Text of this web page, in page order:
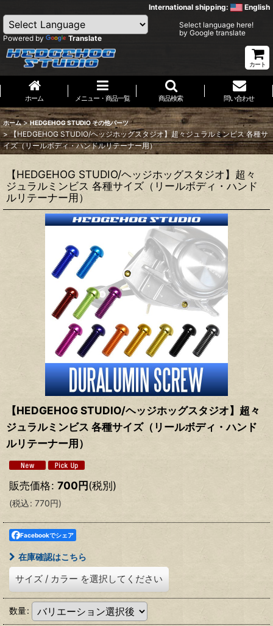
International shipping: English
Powered by Translate
Select language here!
by Google translate
カート
ホーム メニュー・商品一覧 商品検索 問い合わせ
ホーム > HEDGEHOG STUDIO その他パーツ
> 【HEDGEHOG STUDIO/ヘッジホッグスタジオ】超々ジュラルミンビス 各種サ
イズ（リールボディ・ハンドルリテーナー用）
【HEDGEHOG STUDIO/ヘッジホッグスタジオ】超々
ジュラルミンビス 各種サイズ（リールボディ・ハンド
ルリテーナー用）
【HEDGEHOG STUDIO/ヘッジホッグスタジオ】超々
ジュラルミンビス 各種サイズ（リールボディ・ハンド
ルリテーナー用）
販売価格: 700円(税別)
(税込: 770円)
Facebookでシェア
在庫確認はこちら
サイズ / カラー を選択してください
数量: